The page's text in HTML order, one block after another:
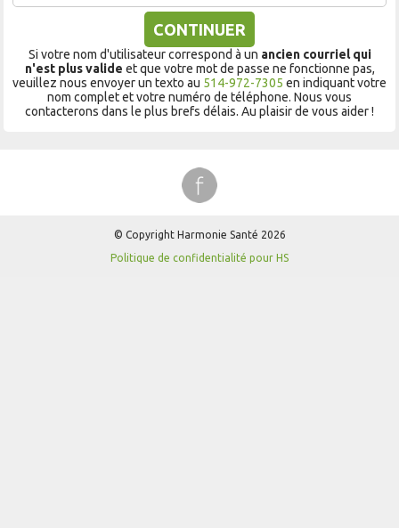
CONTINUER
Si votre nom d'utilisateur correspond à un ancien courriel qui
n'est plus valide et que votre mot de passe ne fonctionne pas,
veuillez nous envoyer un texto au 514-972-7305 en indiquant votre
nom complet et votre numéro de téléphone. Nous vous
contacterons dans le plus brefs délais. Au plaisir de vous aider !
© Copyright Harmonie Santé 2026
Politique de confidentialité pour HS